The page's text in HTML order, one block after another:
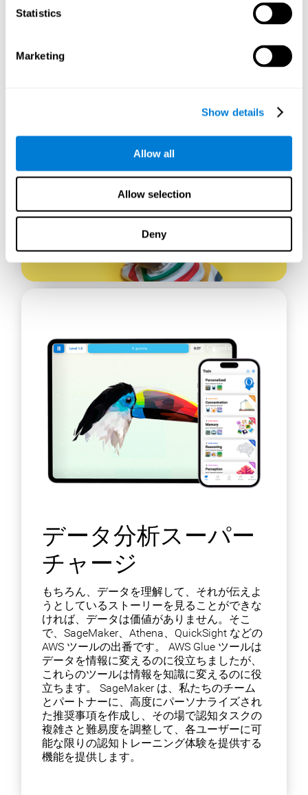
Statistics
Marketing
Show details
Allow all
Allow selection
Deny
AWS Glue Crawler や AWS Glue ETL Jobs など
のツールを使用して仮想データベースを作成
ーション用のシンプルかつ強力なデータ ソー
のデータベースを構築できます。
データ分析スーパー
チャージ
もちろん、データを理解して、それが伝えよ
うとしているストーリーを見ることができな
ければ、データは価値がありません。そこ
で、SageMaker、Athena、QuickSight などの
AWS ツールの出番です。 AWS Glue ツールは
データを情報に変えるのに役立ちましたが、
これらのツールは情報を知識に変えるのに役
立ちます。 SageMaker は、私たちのチーム
とパートナーに、高度にパーソナライズされ
た推奨事項を作成し、その場で認知タスクの
複雑さと難易度を調整して、各ユーザーに可
能な限りの認知トレーニング体験を提供する
機能を提供します。